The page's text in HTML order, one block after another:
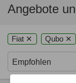
Angebote
Fiat ✕ Qubo ✕